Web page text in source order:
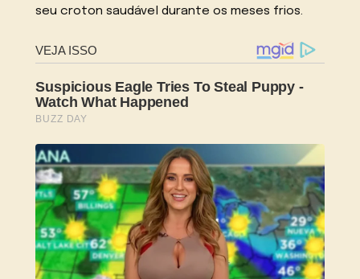
seu croton saudável durante os meses frios.